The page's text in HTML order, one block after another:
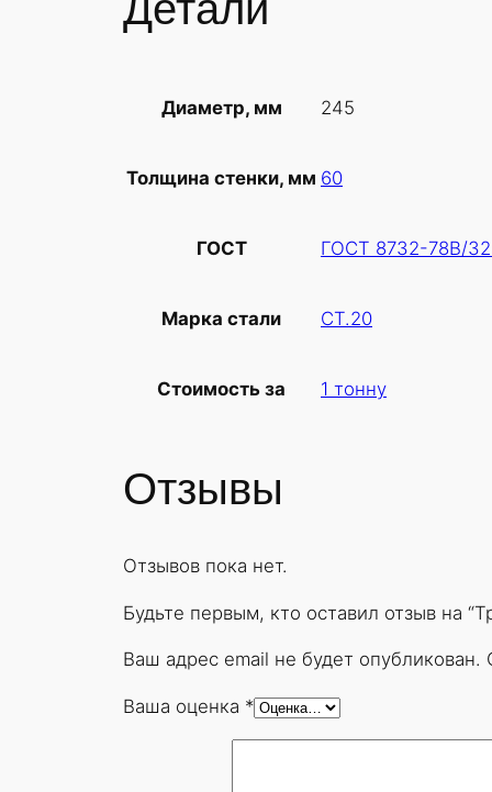
Диаметр, мм 245
Толщина стенки, мм 60
ГОСТ ГОСТ 8732-78В/
Марка стали СТ.20
Стоимость за 1 тонну
Отзывы
Отзывов пока нет.
Будьте первым, кто оставил отзыв на
Ваш адрес email не будет опубликован.
Ваша оценка *